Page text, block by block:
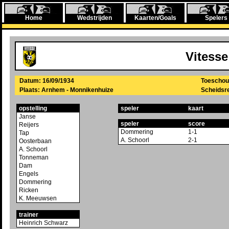
Home Wedstrijden Kaarten/Goals Spelers
Vitesse
Datum: 16/09/1934
Plaats: Arnhem - Monnikenhuize
opstelling
Janse
Reijers
Tap
Oosterbaan
A. Schoorl
Tonneman
Dam
Engels
Dommering
Ricken
K. Meeuwsen
trainer
Heinrich Schwarz
speler kaart
speler
score
Dommering
1-1
A. Schoorl
2-1